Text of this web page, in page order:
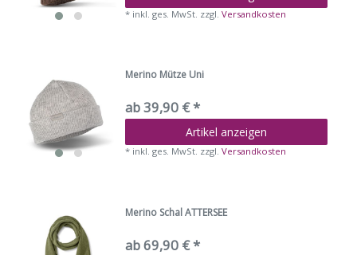
* inkl. ges. MwSt. zzgl.Versandkosten
Merino Mütze Uni
ab 39,90 € *
Artikel anzeigen
* inkl. ges. MwSt. zzgl.Versandkosten
Merino Schal ATTERSEE
ab 69,90 € *